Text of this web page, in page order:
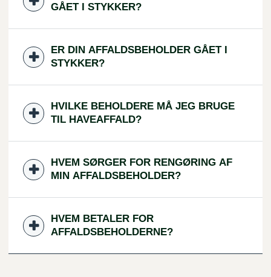
GÅET I STYKKER?
ER DIN AFFALDSBEHOLDER GÅET I
STYKKER?
HVILKE BEHOLDERE MÅ JEG BRUGE
TIL HAVEAFFALD?
HVEM SØRGER FOR RENGØRING AF
MIN AFFALDSBEHOLDER?
HVEM BETALER FOR
AFFALDSBEHOLDERNE?